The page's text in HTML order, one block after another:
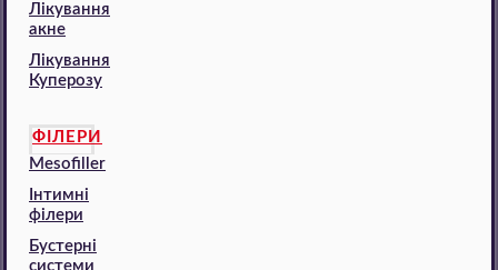
Лікування
акне
Лікування
Куперозу
ФІЛЕРИ
Mesofiller
Інтимні
філери
Бустерні
системи